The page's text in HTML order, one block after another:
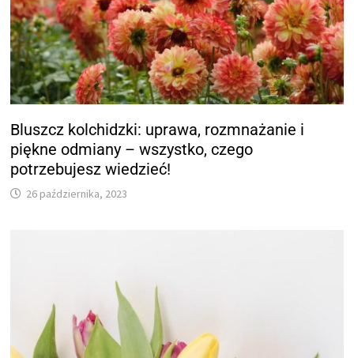
Bluszcz kolchidzki: uprawa, rozmnażanie i
piękne odmiany – wszystko, czego
potrzebujesz wiedzieć!
26 października, 2023